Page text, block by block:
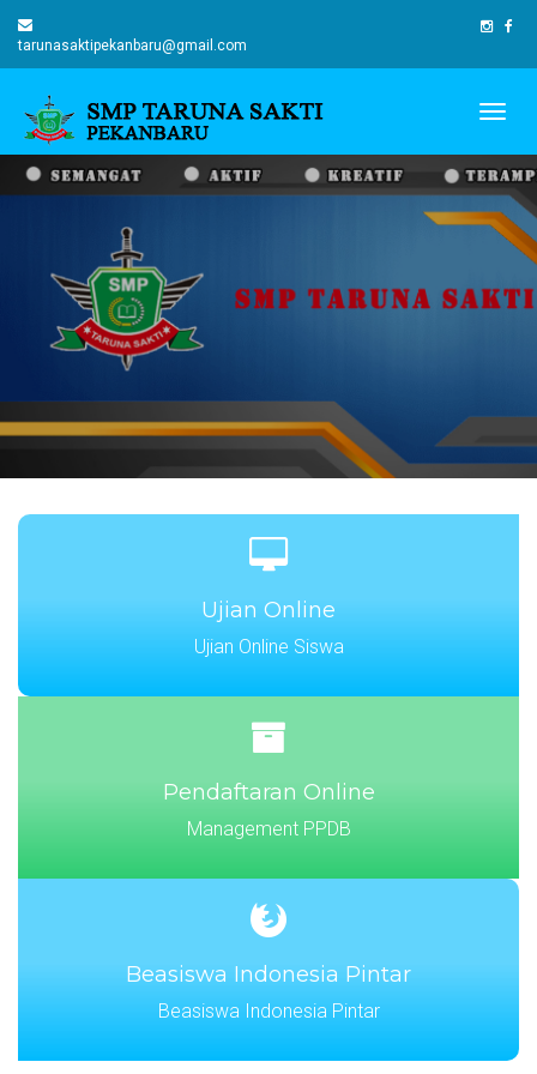
tarunasaktipekanbaru@gmail.com
Ujian Online
Ujian Online Siswa
Pendaftaran Online
Management PPDB
Beasiswa Indonesia Pintar
Beasiswa Indonesia Pintar